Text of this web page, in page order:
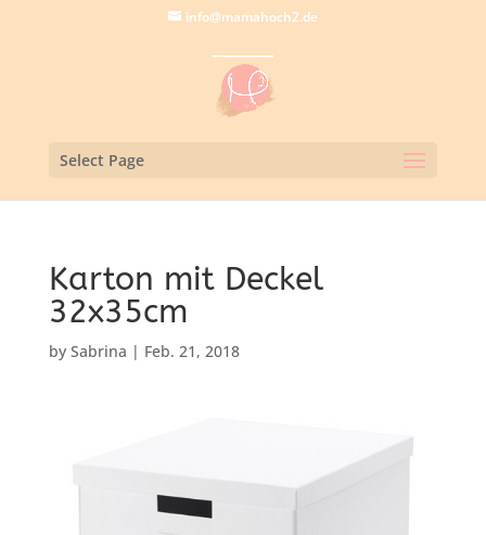
info@mamahoch2.de
Select Page
Karton mit Deckel
32x35cm
by Sabrina | Feb. 21, 2018